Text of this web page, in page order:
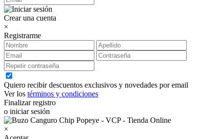
Crear una cuenta
×
Registrarme
Quiero recibir descuentos exclusivos y novedades por email
Ver los términos y condiciones
Finalizar registro
o iniciar sesión
×